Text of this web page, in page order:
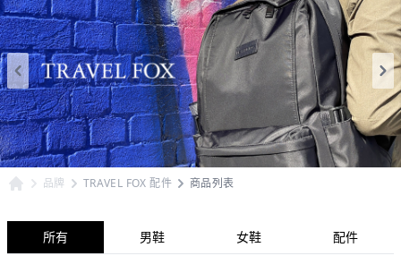
品牌 TRAVEL FOX 配件 商品列表
所有 男鞋 女鞋 配件